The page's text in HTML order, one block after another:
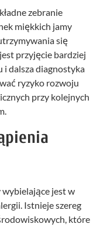
zebranie
miękkich jamy
się
przyjęcie bardziej
i dalsza diagnostyka
ryzyko rozwoju
przy kolejnych
jest w
Istnieje szereg
które